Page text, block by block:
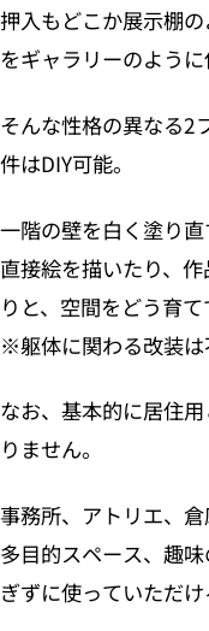
押入もどこか展示棚
をギャラリーのように
そんな性格の異なる2
件はDIY可能。
一階の壁を白く塗り
直接絵を描いたり、
りと、空間をどう育て
※躯体に関わる改装は
なお、基本的に居住
りません。
事務所、アトリエ、倉
多目的スペース、趣
ぎずに使っていただけ